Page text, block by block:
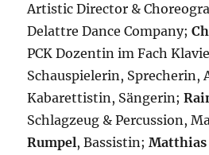
Artistic Director &
Delattre Dance Company;
PCK Dozentin im Fach
Schauspielerin, Sprecherin,
Kabarettistin, Sängerin;
Schlagzeug & Percussion,
Rumpel, Bassistin;